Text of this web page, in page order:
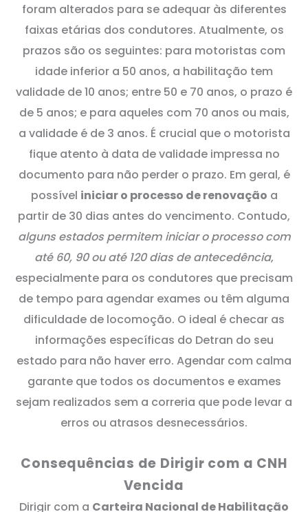
foram alterados para se adequar às diferentes
faixas etárias dos condutores. Atualmente, os
prazos são os seguintes: para motoristas com
idade inferior a 50 anos, a habilitação tem
validade de 10 anos; entre 50 e 70 anos, o prazo é
de 5 anos; e para aqueles com 70 anos ou mais,
a validade é de 3 anos. É crucial que o motorista
fique atento à data de validade impressa no
documento para não perder o prazo. Em geral, é
possível iniciar o processo de renovação a
partir de 30 dias antes do vencimento. Contudo,
alguns estados permitem iniciar o processo com
até 60, 90 ou até 120 dias de antecedência,
especialmente para os condutores que precisam
de tempo para agendar exames ou têm alguma
dificuldade de locomoção. O ideal é checar as
informações específicas do Detran do seu
estado para não haver erro. Agendar com calma
garante que todos os documentos e exames
sejam realizados sem a correria que pode levar a
erros ou atrasos desnecessários.
Consequências de Dirigir com a CNH
Vencida
Dirigir com a Carteira Nacional de Habilitação